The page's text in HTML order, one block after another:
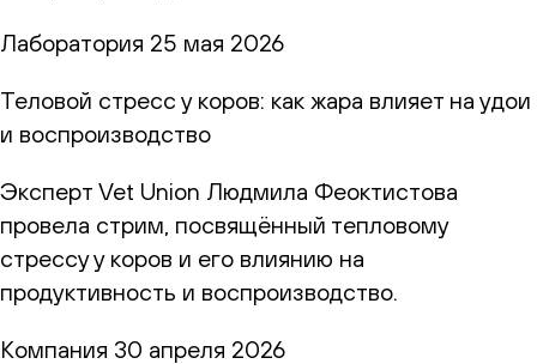
Лаборатория 25 мая 2026
Теловой стресс у коров: как жара влияет на удои
и воспроизводство
Эксперт Vet Union Людмила Феоктистова
провела стрим, посвящённый тепловому
стрессу у коров и его влиянию на
продуктивность и воспроизводство.
Компания 30 апреля 2026